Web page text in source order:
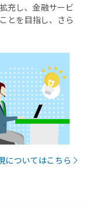
充し、金融サービ
とを目指し、さら
についてはこちら